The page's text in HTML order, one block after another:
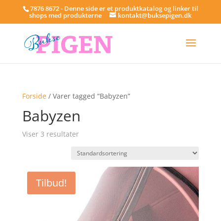
7876 8672 - Denne side er et produktkatalog og linker til
shops med produkterne kontakt@buksepigen.dk
Forside/ Varer tagged “Babyzen”
Babyzen
Viser 3 resultater
Tilbud!